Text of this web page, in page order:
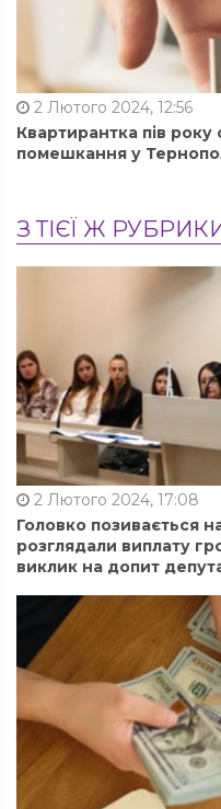
2 Лютого 2024, 12:56
Квартирантка пів
помешкання у
З ТІЄЇ Ж
2 Лютого 2024, 17:08
Головко позивається
розглядали виплату
виклик на допит